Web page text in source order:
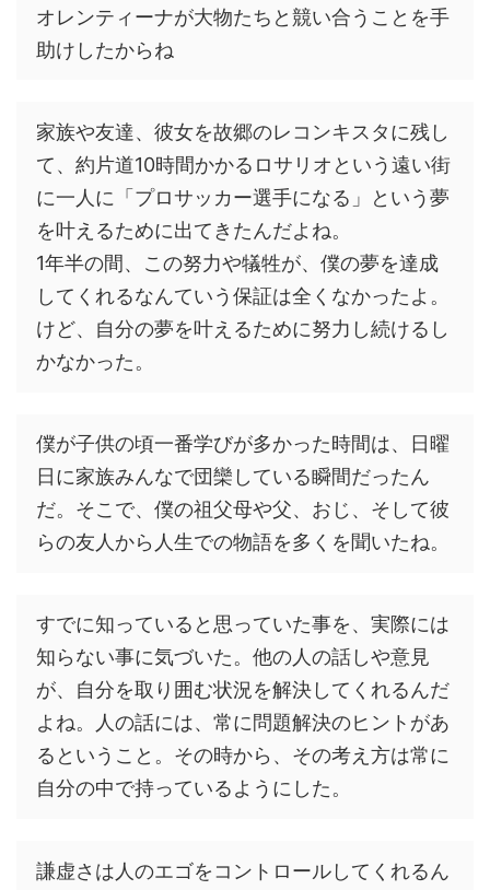
オレンティーナが大物たちと競い合うことを手
助けしたからね
家族や友達、彼女を故郷のレコンキスタに残し
て、約片道10時間かかるロサリオという遠い街
に一人に「プロサッカー選手になる」という夢
を叶えるために出てきたんだよね。
1年半の間、この努力や犠牲が、僕の夢を達成
してくれるなんていう保証は全くなかったよ。
けど、自分の夢を叶えるために努力し続けるし
かなかった。
僕が子供の頃一番学びが多かった時間は、日曜
日に家族みんなで団欒している瞬間だったん
だ。そこで、僕の祖父母や父、おじ、そして彼
らの友人から人生での物語を多くを聞いたね。
すでに知っていると思っていた事を、実際には
知らない事に気づいた。他の人の話しや意見
が、自分を取り囲む状況を解決してくれるんだ
よね。人の話には、常に問題解決のヒントがあ
るということ。その時から、その考え方は常に
自分の中で持っているようにした。
謙虚さは人のエゴをコントロールしてくれるん